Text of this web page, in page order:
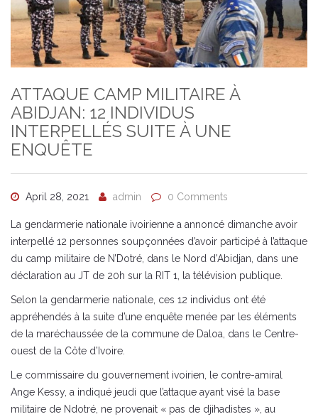
ATTAQUE CAMP MILITAIRE À
ABIDJAN: 12 INDIVIDUS
INTERPELLÉS SUITE À UNE
ENQUÊTE
April 28, 2021 admin 0 Comments
La gendarmerie nationale ivoirienne a annoncé dimanche avoir
interpellé 12 personnes soupçonnées d’avoir participé à l’attaque
du camp militaire de N’Dotré, dans le Nord d’Abidjan, dans une
déclaration au JT de 20h sur la RIT 1, la télévision publique.
Selon la gendarmerie nationale, ces 12 individus ont été
appréhendés à la suite d’une enquête menée par les éléments
de la maréchaussée de la commune de Daloa, dans le Centre-
ouest de la Côte d’Ivoire.
Le commissaire du gouvernement ivoirien, le contre-amiral
Ange Kessy, a indiqué jeudi que l’attaque ayant visé la base
militaire de Ndotré, ne provenait « pas de djihadistes », au